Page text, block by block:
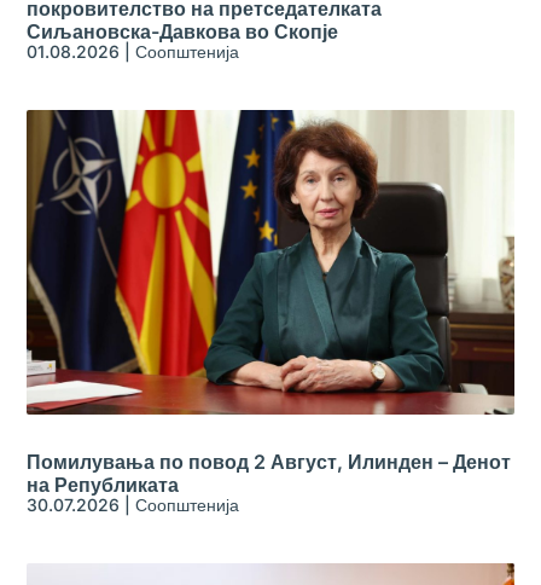
покровителство на претседателката
Сиљановска-Давкова во Скопје
01.08.2026 |Соопштенија
Помилувања по повод 2 Август, Илинден – Денот
на Републиката
30.07.2026 |Соопштенија